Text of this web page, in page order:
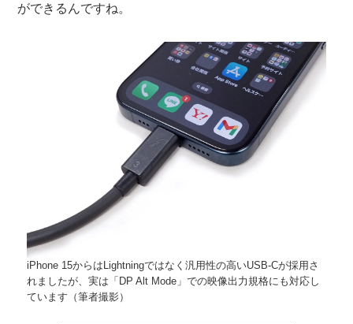
ができるんですね。
iPhone 15からはLightningではなく汎用性の高いUSB-Cが採用さ
れましたが、実は「DP Alt Mode」での映像出力規格にも対応し
ています（筆者撮影）